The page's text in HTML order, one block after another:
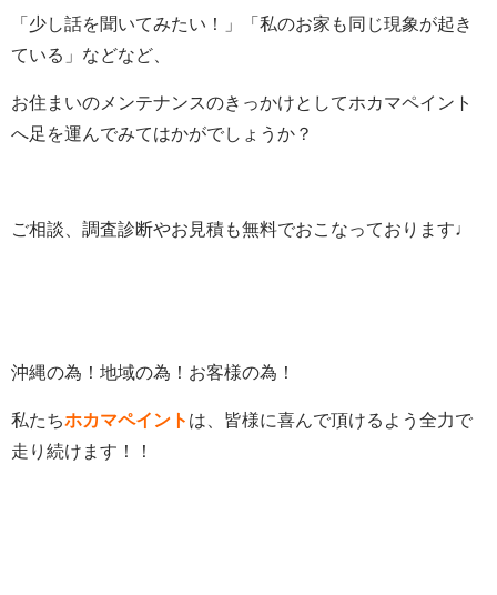
「少し話を聞いてみたい！」「私のお家も同じ現象が起き
ている」 などなど、
お住まいのメンテナンスのきっかけとしてホカマペイント
へ足を運んでみてはかがでしょうか？
ご相談、調査診断やお見積も無料でおこなっております♩
沖縄の為！地域の為！お客様の為！
私たちホカマペイント は、皆様に喜んで頂けるよう全力で
走り続けます！！